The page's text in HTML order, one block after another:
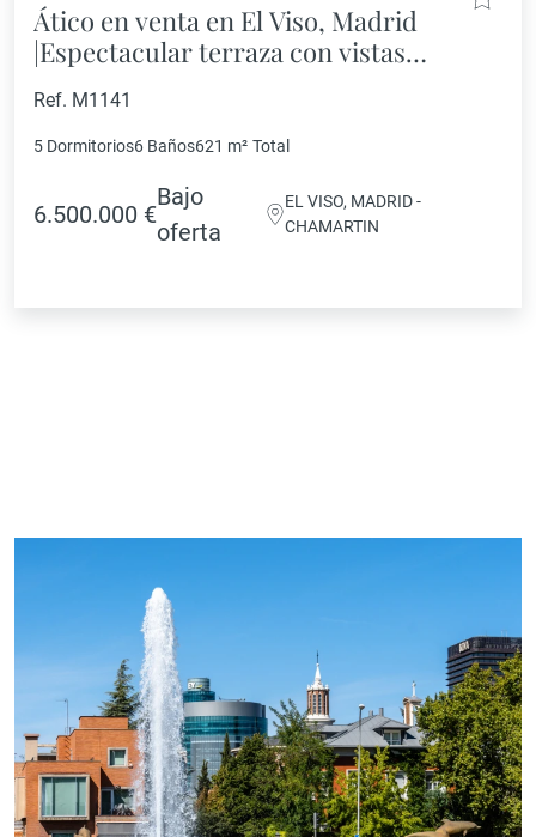
Ático en venta en El Viso, Madrid
|Espectacular terraza con vistas
panorámicas
Ref. M1141
5 Dormitorios6 Baños621 m² Total
6.500.000 €
Bajo
oferta
EL VISO, MADRID -
CHAMARTIN